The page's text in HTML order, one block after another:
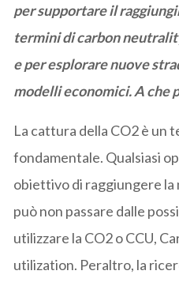
per supportare il
termini di carbon
e per esplorare nuove
modelli economici. A che
La cattura della CO2 è un
fondamentale. Qualsiasi
obiettivo di raggiungere
può non passare dalle
utilizzare la CO2 o CCU,
utilization. Peraltro, la